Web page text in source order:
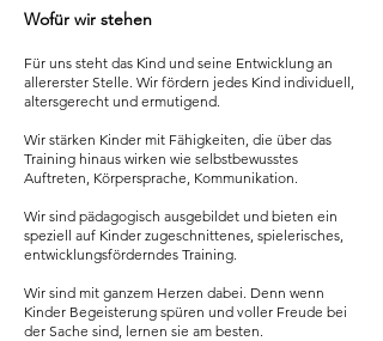
Wofür wir stehen
Für uns steht das Kind und seine Entwicklung an
allererster Stelle. Wir fördern jedes Kind individuell,
altersgerecht und ermutigend.
Wir stärken ​​Kinder mit Fähigkeiten, die über das
Training hinaus wirken wie selbstbewusstes
Auftreten, Körpersprache, Kommunikation.
Wir sind pädagogisch ausgebildet und bieten ein
speziell auf Kinder zugeschnittenes, spielerisches,
entwicklungsförderndes Training.
Wir sind mit ganzem Herzen dabei. Denn wenn
Kinder Begeisterung spüren und voller Freude bei
der Sache sind, lernen sie am besten.